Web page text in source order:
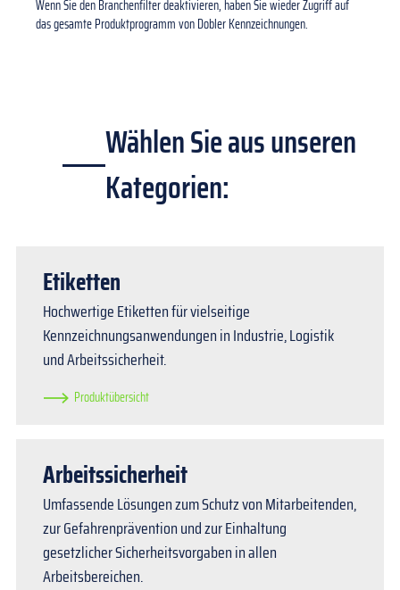
Wenn Sie den Branchenfilter deaktivieren, haben Sie wieder Zugriff auf
das gesamte Produktprogramm von Dobler Kennzeichnungen.
Wählen Sie aus unseren
Kategorien:
Etiketten
Hochwertige Etiketten für vielseitige
Kennzeichnungsanwendungen in Industrie, Logistik
und Arbeitssicherheit.
Produktübersicht
Arbeitssicherheit
Umfassende Lösungen zum Schutz von Mitarbeitenden,
zur Gefahrenprävention und zur Einhaltung
gesetzlicher Sicherheitsvorgaben in allen
Arbeitsbereichen.